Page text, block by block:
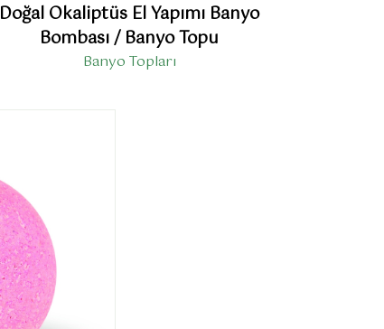
Doğal Okaliptüs El Yapımı Banyo
Bombası / Banyo Topu
Banyo Topları